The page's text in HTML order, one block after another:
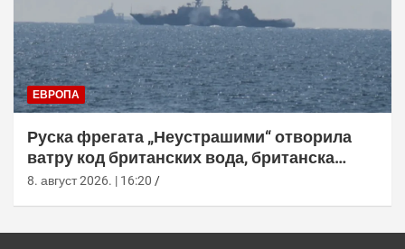
ЕВРОПА
Руска фрегата „Неустрашими“ отворила
ватру код британских вода, британска
морнарица појачала праћење
8. август 2026. | 16:20